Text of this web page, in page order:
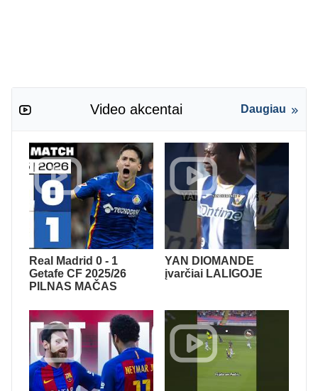
Video akcentai Daugiau
Real Madrid 0 - 1
Getafe CF 2025/26
PILNAS MAČAS
YAN DIOMANDE
įvarčiai LALIGOJE